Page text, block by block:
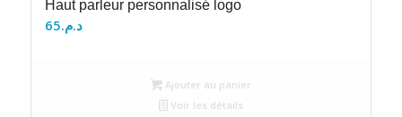
Haut parleur personnalisé logo
د.م.65
Ajouter au panier
Voir les détails